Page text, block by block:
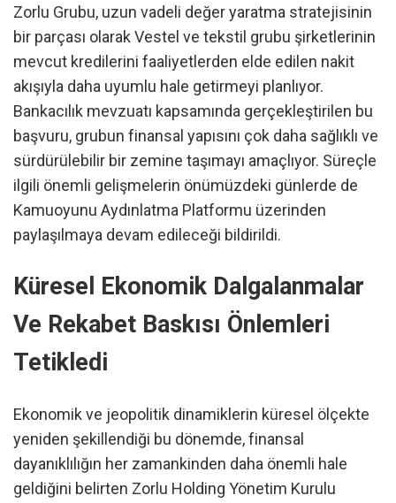
Zorlu Grubu, uzun vadeli değer yaratma stratejisinin
bir parçası olarak Vestel ve tekstil grubu şirketlerinin
mevcut kredilerini faaliyetlerden elde edilen nakit
akışıyla daha uyumlu hale getirmeyi planlıyor.
Bankacılık mevzuatı kapsamında gerçekleştirilen bu
başvuru, grubun finansal yapısını çok daha sağlıklı ve
sürdürülebilir bir zemine taşımayı amaçlıyor. Süreçle
ilgili önemli gelişmelerin önümüzdeki günlerde de
Kamuoyunu Aydınlatma Platformu üzerinden
paylaşılmaya devam edileceği bildirildi.
Küresel Ekonomik Dalgalanmalar
Ve Rekabet Baskısı Önlemleri
Tetikledi
Ekonomik ve jeopolitik dinamiklerin küresel ölçekte
yeniden şekillendiği bu dönemde, finansal
dayanıklılığın her zamankinden daha önemli hale
geldiğini belirten Zorlu Holding Yönetim Kurulu